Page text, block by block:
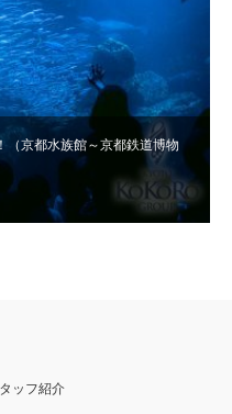
（京都水族館～京都鉄道博物
ッフ紹介